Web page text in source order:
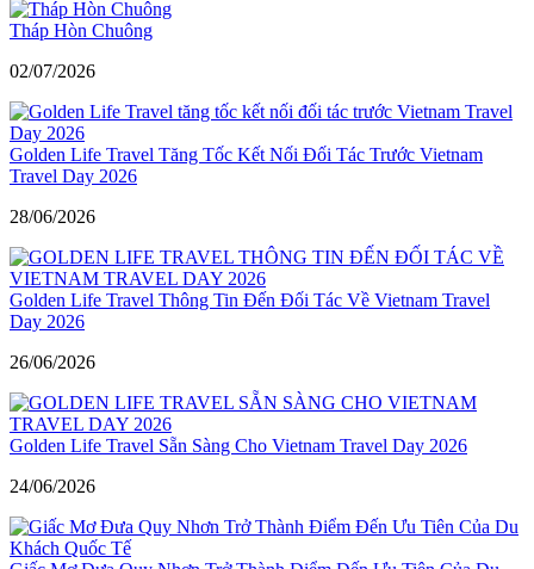
Tháp Hòn Chuông
02/07/2026
Golden Life Travel Tăng Tốc Kết Nối Đối Tác Trước Vietnam
Travel Day 2026
28/06/2026
Golden Life Travel Thông Tin Đến Đối Tác Về Vietnam Travel
Day 2026
26/06/2026
Golden Life Travel Sẵn Sàng Cho Vietnam Travel Day 2026
24/06/2026